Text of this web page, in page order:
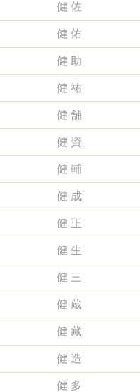
健 佐
健 佑
健 助
健 祐
健 舗
健 資
健 輔
健 成
健 正
健 生
健 三
健 蔵
健 藏
健 造
健 多